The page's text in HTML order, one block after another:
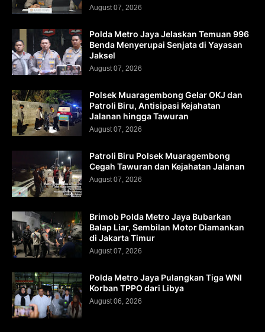
August 07, 2026
Polda Metro Jaya Jelaskan Temuan 996
Benda Menyerupai Senjata di Yayasan
Jaksel
August 07, 2026
Polsek Muaragembong Gelar OKJ dan
Patroli Biru, Antisipasi Kejahatan
Jalanan hingga Tawuran
August 07, 2026
Patroli Biru Polsek Muaragembong
Cegah Tawuran dan Kejahatan Jalanan
August 07, 2026
Brimob Polda Metro Jaya Bubarkan
Balap Liar, Sembilan Motor Diamankan
di Jakarta Timur
August 07, 2026
Polda Metro Jaya Pulangkan Tiga WNI
Korban TPPO dari Libya
August 06, 2026